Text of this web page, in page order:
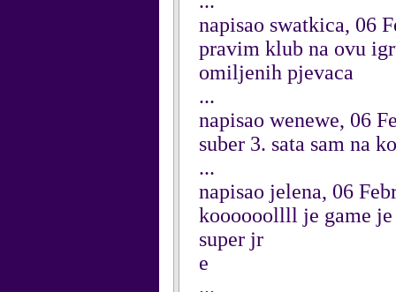
napisao swatkica, 06
pravim klub na ovu
omiljenih pjevaca
...
napisao wenewe, 06
suber 3. sata sam na
...
napisao jelena, 06
koooooollll je game je
super jr
e
...